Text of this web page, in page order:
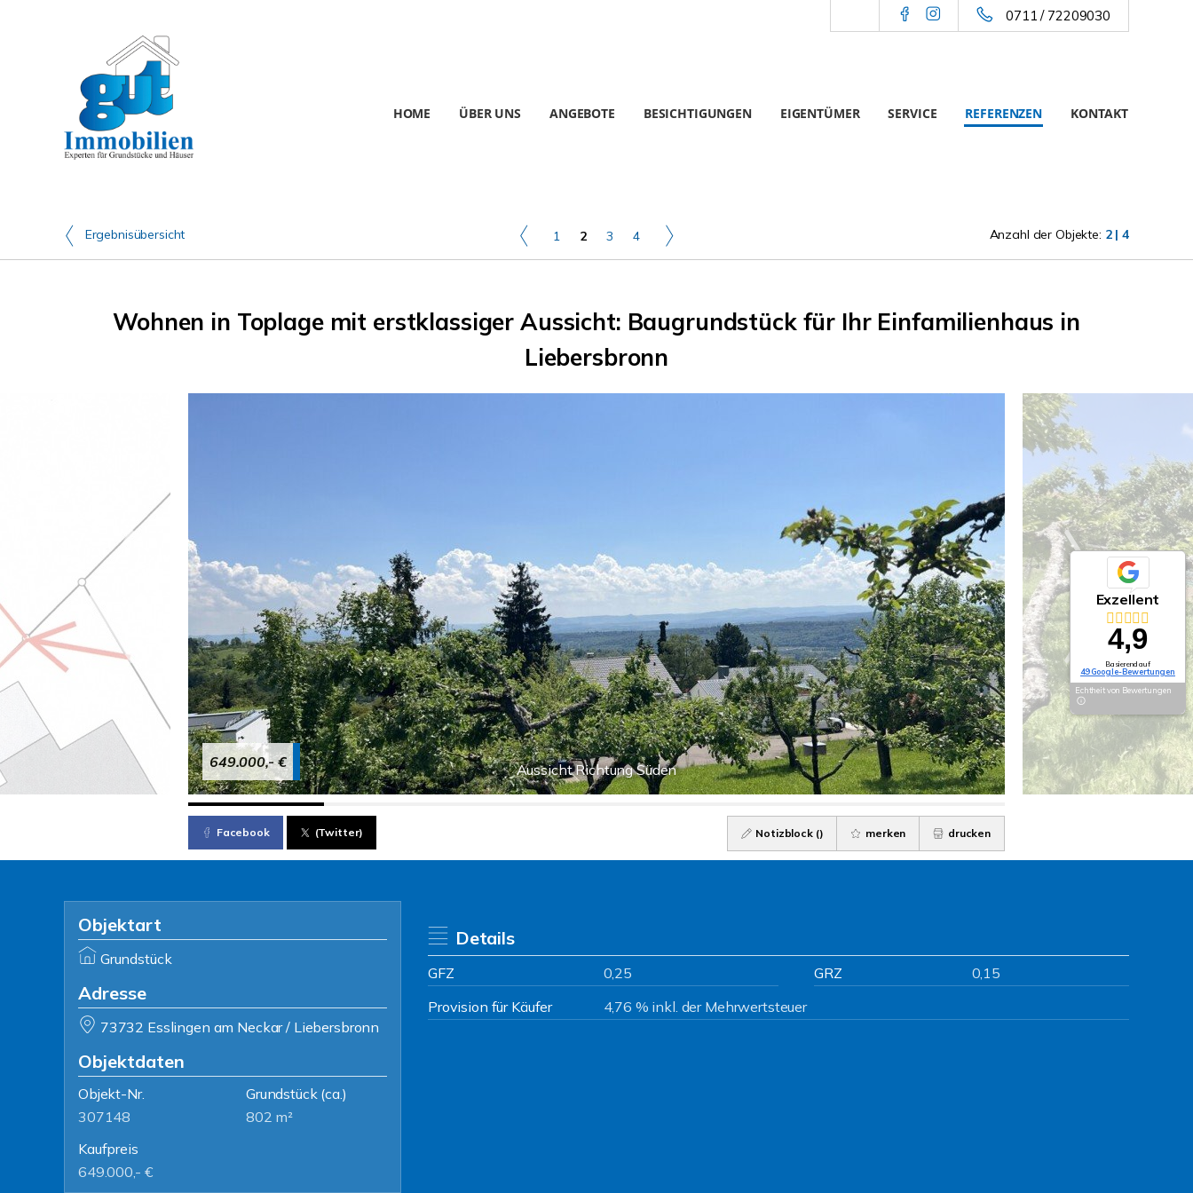
0711 / 72209030
HOME ÜBER UNS ANGEBOTE BESICHTIGUNGEN EIGENTÜMER SERVICE REFERENZEN KONTAKT
Ergebnisübersicht 1 2 3 4 Anzahl der Objekte: 2 | 4
Wohnen in Toplage mit erstklassiger Aussicht: Baugrundstück für Ihr Einfamilienhaus in
Liebersbronn
Aussicht Richtung Süden
649.000,- €
Facebook (Twitter) Notizblock () merken drucken
Objektart
Grundstück
Adresse
73732 Esslingen am Neckar / Liebersbronn
Objektdaten
Objekt-Nr.
307148
Grundstück(ca.)
802 m²
Kaufpreis
649.000,- €
Details
GFZ 0,25 GRZ
0,15
Provision für Käufer
4,76 % inkl. der Mehrwertsteuer
Exzellent
4,9
Basierend auf
49 Google-Bewertungen
Echtheit von Bewertungen